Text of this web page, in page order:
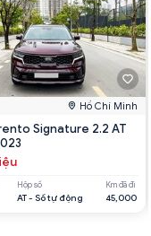
Hồ Chí Minh
Signature 2.2 AT
Hộp số
AT - Số tự động
Km đã đi
45,000